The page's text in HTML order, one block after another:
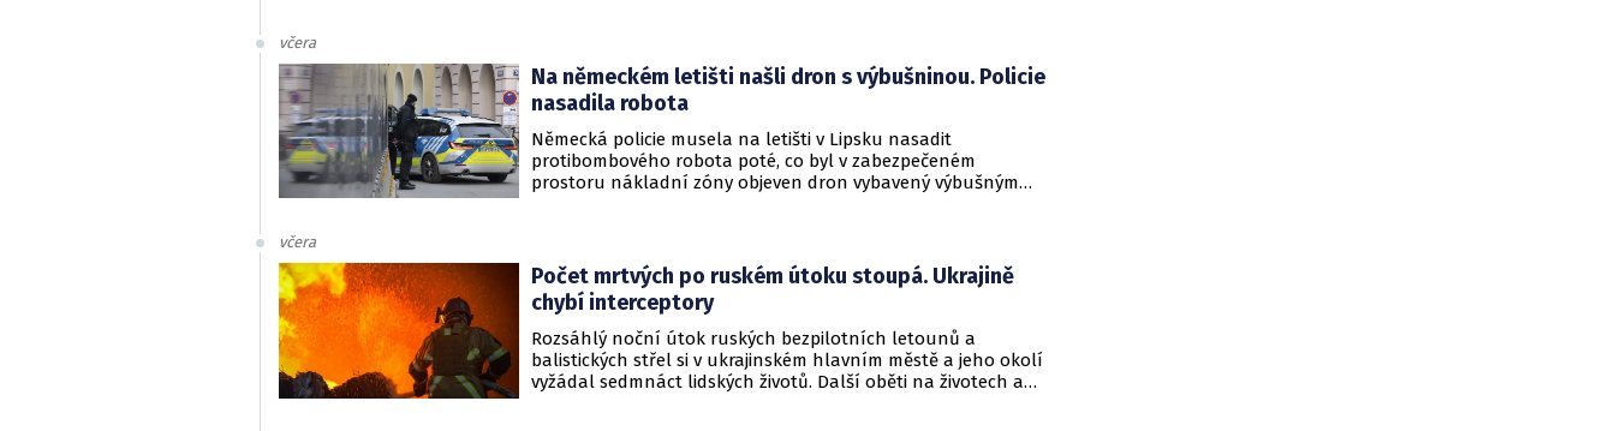
včera
Na německém letišti našli dron s výbušninou. Policie
nasadila robota
Německá policie musela na letišti v Lipsku nasadit
protibombového robota poté, co byl v zabezpečeném
prostoru nákladní zóny objeven dron vybavený výbušným
včera
Počet mrtvých po ruském útoku stoupá. Ukrajině
chybí interceptory
Rozsáhlý noční útok ruských bezpilotních letounů a
balistických střel si v ukrajinském hlavním městě a jeho okolí
vyžádal sedmnáct lidských životů. Další oběti na životech a